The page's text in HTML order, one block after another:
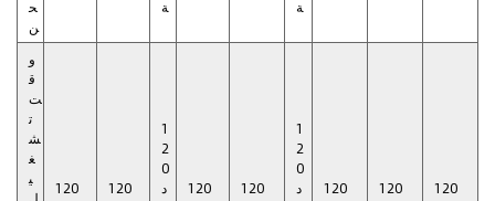
ح
ن
ة ة
و
ق
ت
ت
ش
غ
ي
120
120
1
2
0
د
120
120
1
2
0
د
120
120
120